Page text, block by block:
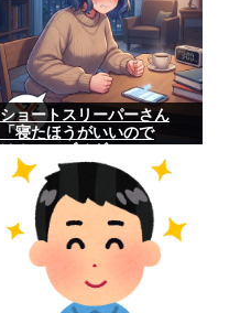
ショートスリーパーさん
「寝たほうがいいので